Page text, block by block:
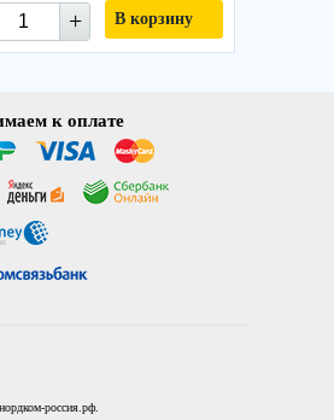
+ В корзину
к оплате
россия.рф.